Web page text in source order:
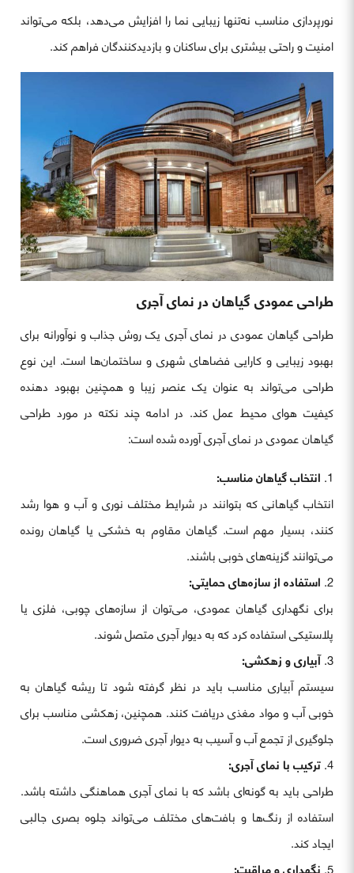
نورپردازی مناسب نه‌تنها زیبایی نما را افزایش می‌دهد، بلکه می‌تواند
امنیت و راحتی بیشتری برای ساکنان و بازدیدکنندگان فراهم کند.
طراحی عمودی گیاهان در نمای آجری
طراحی گیاهان عمودی در نمای آجری یک روش جذاب و نوآورانه برای
بهبود زیبایی و کارایی فضاهای شهری و ساختمان‌ها است. این نوع
طراحی می‌تواند به عنوان یک عنصر زیبا و همچنین بهبود دهنده
کیفیت هوای محیط عمل کند. در ادامه چند نکته در مورد طراحی
گیاهان عمودی در نمای آجری آورده شده است:
انتخاب گیاهان مناسب:
انتخاب گیاهانی که بتوانند در شرایط مختلف نوری و آب و هوا رشد
کنند، بسیار مهم است. گیاهان مقاوم به خشکی یا گیاهان رونده
می‌توانند گزینه‌های خوبی باشند.
استفاده از سازه‌های حمایتی:
برای نگهداری گیاهان عمودی، می‌توان از سازه‌های چوبی، فلزی یا
پلاستیکی استفاده کرد که به دیوار آجری متصل شوند.
آبیاری و زهکشی:
سیستم آبیاری مناسب باید در نظر گرفته شود تا ریشه گیاهان به
خوبی آب و مواد مغذی دریافت کنند. همچنین، زهکشی مناسب برای
جلوگیری از تجمع آب و آسیب به دیوار آجری ضروری است.
ترکیب با نمای آجری:
طراحی باید به گونه‌ای باشد که با نمای آجری هماهنگی داشته باشد.
استفاده از رنگ‌ها و بافت‌های مختلف می‌تواند جلوه بصری جالبی
ایجاد کند.